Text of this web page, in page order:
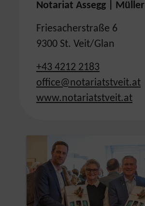
Notariat Assegg | Müller
Friesacherstraße 6
9300 St. Veit/Glan
+43 4212 2183
office@notariatstveit.at
www.notariatstveit.at